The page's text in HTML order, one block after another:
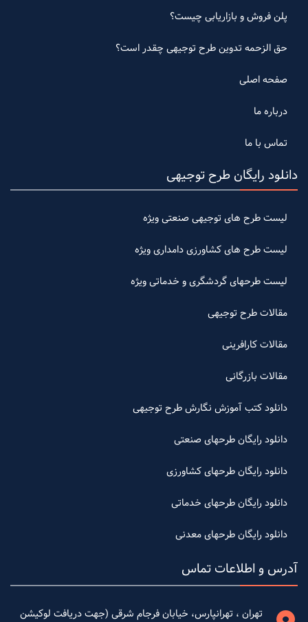
پلن فروش و بازاریابی چیست؟
حق الزحمه تدوین طرح توجیهی چقدر است؟
صفحه اصلی
درباره ما
تماس با ما
دانلود رایگان طرح توجیهی
لیست طرح های توجیهی صنعتی ویژه
لیست طرح های کشاورزی دامداری ویژه
لیست طرحهای گردشگری و خدماتی ویژه
مقالات طرح توجیهی
مقالات کارافرینی
مقالات بازرگانی
دانلود کتب آموزش نگارش طرح توجیهی
دانلود رایگان طرحهای صنعتی
دانلود رایگان طرحهای کشاورزی
دانلود رایگان طرحهای خدماتی
دانلود رایگان طرحهای معدنی
آدرس و اطلاعات تماس
تهران ، تهرانپارس، خیابان فرجام شرقی (جهت دریافت لوکیشن